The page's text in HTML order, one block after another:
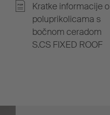
Kratke informacije o
poluprikolicama s
bočnom ceradom
S.CS FIXED ROOF